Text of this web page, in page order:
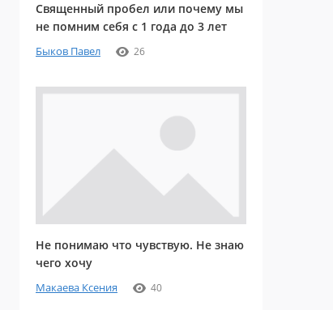
Священный пробел или почему мы
не помним себя с 1 года до 3 лет
Быков Павел 26
Не понимаю что чувствую. Не знаю
чего хочу
Макаева Ксения 40